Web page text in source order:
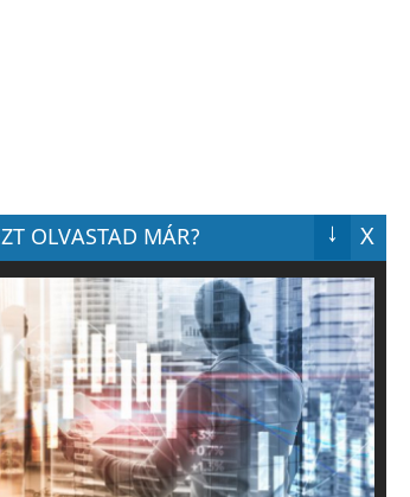
OLVASTAD MÁR? X
↓